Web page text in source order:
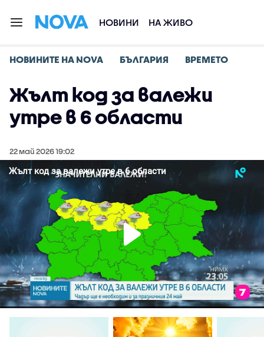
НОВИНИ НА ЖИВО
НОВИНИТЕ НА NOVA БЪЛГАРИЯ ВРЕМЕТО
Жълт код за валежи
утре в 6 области
22 май 2026 19:02